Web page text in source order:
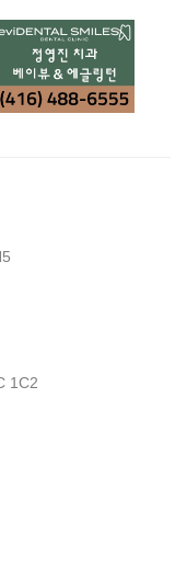
서울치과
DENTAL
1C2